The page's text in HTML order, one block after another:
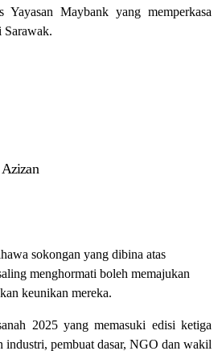
Yayasan Maybank yang memperkasa
Sarawak.
sokongan yang dibina atas
menghormati boleh memajukan
keunikan mereka.
2025 yang memasuki edisi ketiga
industri, pembuat dasar, NGO dan wakil